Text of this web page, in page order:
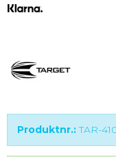
Produktnr.: TAR-